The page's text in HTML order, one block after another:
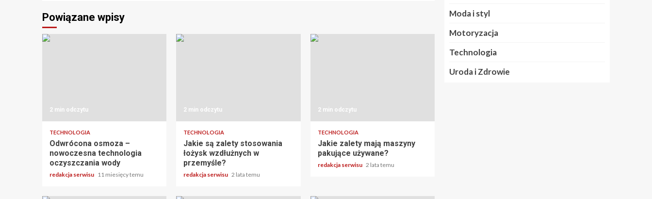
Powiązane wpisy
2 min odczytu
TECHNOLOGIA
Odwrócona osmoza –
nowoczesna technologia
oczyszczania wody
redakcja serwisu 11 miesięcy temu
2 min odczytu
TECHNOLOGIA
Jakie są zalety stosowania
łożysk wzdłużnych w
przemyśle?
redakcja serwisu 2 lata temu
2 min odczytu
TECHNOLOGIA
Jakie zalety mają maszyny
pakujące używane?
redakcja serwisu 2 lata temu
Moda i styl
Motoryzacja
Technologia
Uroda i Zdrowie